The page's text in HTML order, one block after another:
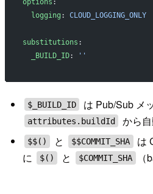
options :
  logging
: CLOUD_LOGGING_ONLY
substitutions :
  _BUILD_ID
: ''
$_BUILD_ID は Pub/Sub メ
attributes.buildId から
$$() と $$COMMIT_SHA
は
に
$() と $COMMIT_SHA